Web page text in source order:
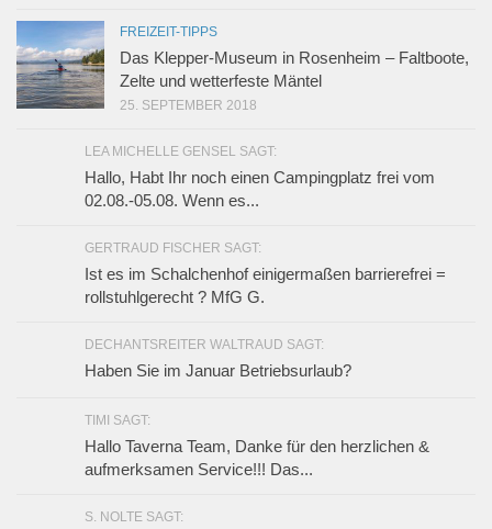
FREIZEIT-TIPPS
Das Klepper-Museum in Rosenheim – Faltboote,
Zelte und wetterfeste Mäntel
25. SEPTEMBER 2018
LEA MICHELLE GENSEL SAGT:
Hallo, Habt Ihr noch einen Campingplatz frei vom
02.08.-05.08. Wenn es...
GERTRAUD FISCHER SAGT:
Ist es im Schalchenhof einigermaßen barrierefrei =
rollstuhlgerecht ? MfG G.
DECHANTSREITER WALTRAUD SAGT:
Haben Sie im Januar Betriebsurlaub?
TIMI SAGT:
Hallo Taverna Team, Danke für den herzlichen &
aufmerksamen Service!!! Das...
S. NOLTE SAGT: